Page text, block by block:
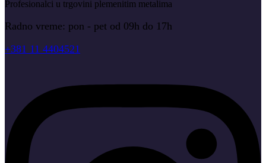
Profesionalci u trgovini plemenitim metalima
Radno vreme: pon - pet od 09h do 17h
+381 11 4404521